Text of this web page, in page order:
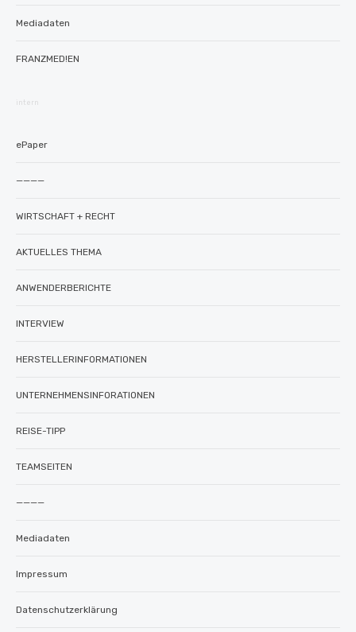
Mediadaten
FRANZMED!EN
intern
ePaper
————
WIRTSCHAFT + RECHT
AKTUELLES THEMA
ANWENDERBERICHTE
INTERVIEW
HERSTELLERINFORMATIONEN
UNTERNEHMENSINFORATIONEN
REISE-TIPP
TEAMSEITEN
————
Mediadaten
Impressum
Datenschutzerklärung